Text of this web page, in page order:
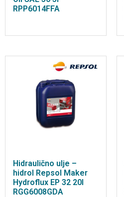
RPP6014FFA
Hidraulično ulje –
hidrol Repsol Maker
Hydroflux EP 32 20l
RGG6008GDA